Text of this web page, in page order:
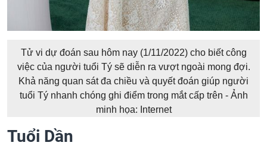
Tử vi dự đoán sau hôm nay (1/11/2022) cho biết công
việc của người tuổi Tý sẽ diễn ra vượt ngoài mong đợi.
Khả năng quan sát đa chiều và quyết đoán giúp người
tuổi Tý nhanh chóng ghi điểm trong mắt cấp trên - Ảnh
minh họa: Internet
Tuổi Dần